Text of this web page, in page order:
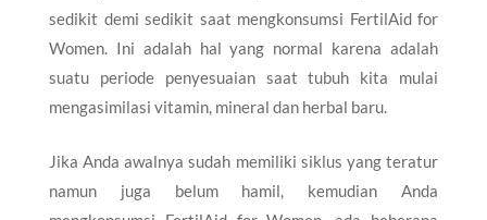
sedikit demi sedikit saat mengkonsumsi FertilAid for
Women. Ini adalah hal yang normal karena adalah
suatu periode penyesuaian saat tubuh kita mulai
mengasimilasi vitamin, mineral dan herbal baru.
Jika Anda awalnya sudah memiliki siklus yang teratur
namun juga belum hamil, kemudian Anda